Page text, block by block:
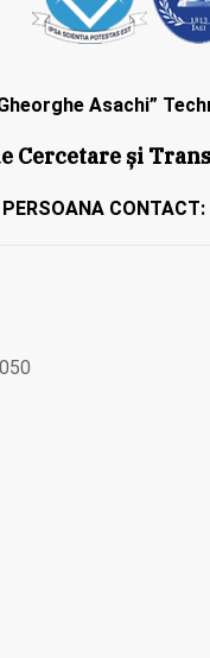
Asachi”
Cercetare și
PERSOANA